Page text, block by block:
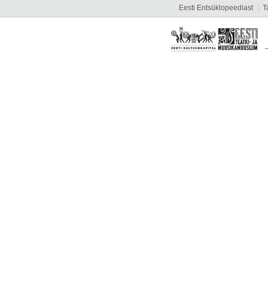
Eesti Entsüklopeediast